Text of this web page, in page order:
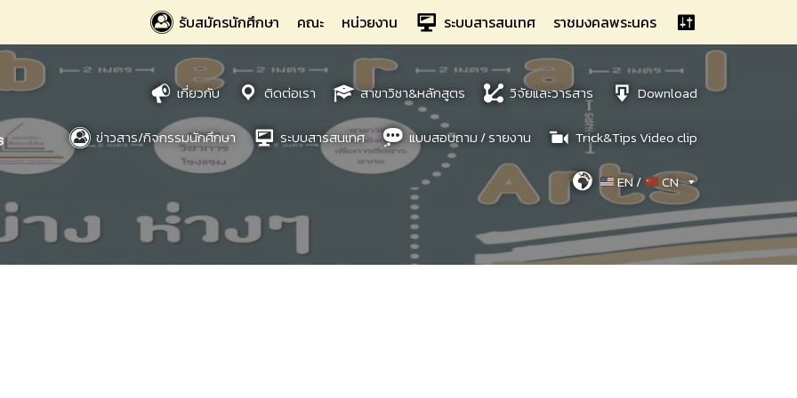
รับสมัครนักศึกษา คณะ หน่วยงาน ระบบสารสนเทศ ราชมงคลพระนคร
เกี่ยวกับ ติดต่อเรา สาขาวิชา&หลักสูตร วิจัยและวารสาร Download
ข่าวสาร/กิจกรรมนักศึกษา ระบบสารสนเทศ แบบสอบถาม / รายงาน Trick&Tips Video clip
EN / CN